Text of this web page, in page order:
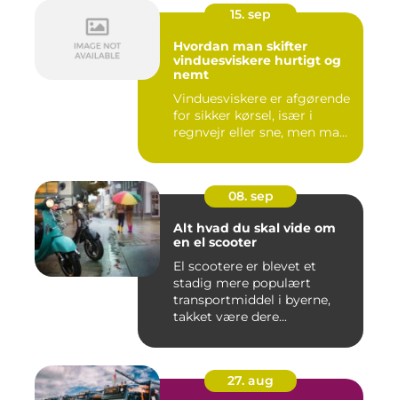
15. sep
Hvordan man skifter
vinduesviskere hurtigt og
nemt
Vinduesviskere er afgørende
for sikker kørsel, især i
regnvejr eller sne, men ma...
08. sep
Alt hvad du skal vide om
en el scooter
El scootere er blevet et
stadig mere populært
transportmiddel i byerne,
takket være dere...
27. aug